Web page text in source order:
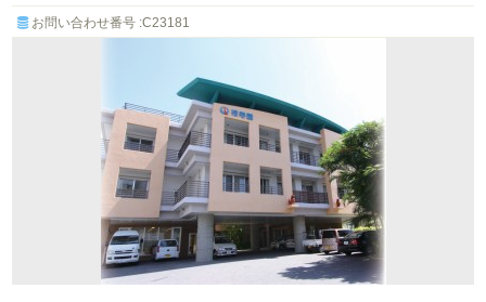
お問い合わせ番号 :C23181